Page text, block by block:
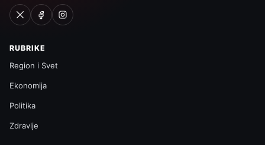
RUBRIKE
Region i Svet
Ekonomija
Politika
Zdravlje